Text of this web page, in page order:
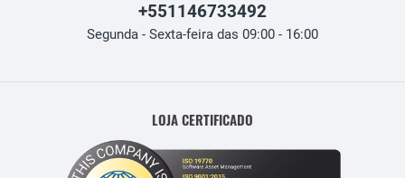
+551146733492
Segunda - Sexta-feira das 09:00 - 16:00
LOJA CERTIFICADO